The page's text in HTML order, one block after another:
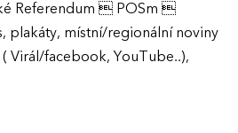
Referendum  POSm 
plakáty, místní/regionální noviny
Virál/facebook, YouTube..),